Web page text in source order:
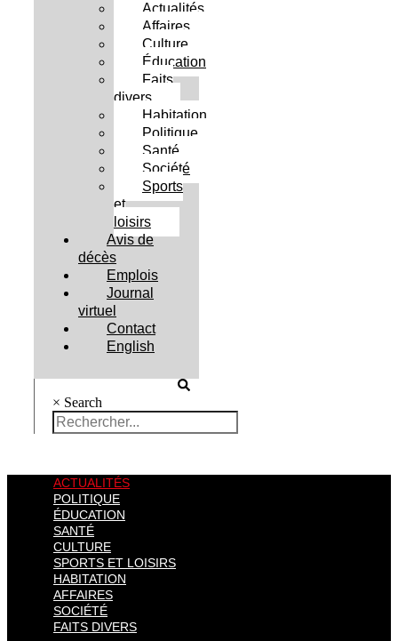
Actualités
Affaires
Culture
Éducation
Faits
divers
Habitation
Politique
Santé
Société
Sports
et
loisirs
Avis de
décès
Emplois
Journal
virtuel
Contact
English
× Search
ACTUALITÉS
POLITIQUE
ÉDUCATION
SANTÉ
CULTURE
SPORTS ET LOISIRS
HABITATION
AFFAIRES
SOCIÉTÉ
FAITS DIVERS